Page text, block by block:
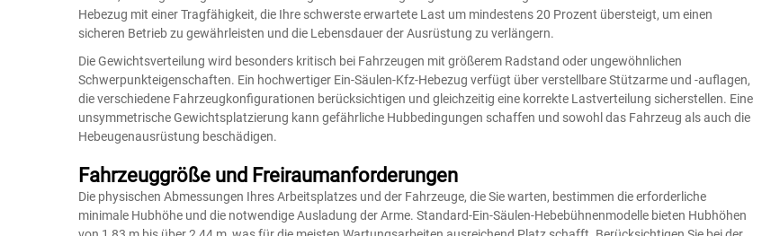
Hebezug mit einer Tragfähigkeit, die Ihre schwerste erwartete Last um mindestens 20 Prozent übersteigt, um einen
sicheren Betrieb zu gewährleisten und die Lebensdauer der Ausrüstung zu verlängern.
Die Gewichtsverteilung wird besonders kritisch bei Fahrzeugen mit größerem Radstand oder ungewöhnlichen
Schwerpunkteigenschaften. Ein hochwertiger Ein-Säulen-Kfz-Hebezug verfügt über verstellbare Stützarme und -auflagen,
die verschiedene Fahrzeugkonfigurationen berücksichtigen und gleichzeitig eine korrekte Lastverteilung sicherstellen. Eine
unsymmetrische Gewichtsplatzierung kann gefährliche Hubbedingungen schaffen und sowohl das Fahrzeug als auch die
Hebeugenausrüstung beschädigen.
Fahrzeuggröße und Freiraumanforderungen
Die physischen Abmessungen Ihres Arbeitsplatzes und der Fahrzeuge, die Sie warten, bestimmen die erforderliche
minimale Hubhöhe und die notwendige Ausladung der Arme. Standard-Ein-Säulen-Hebebühnenmodelle bieten Hubhöhen